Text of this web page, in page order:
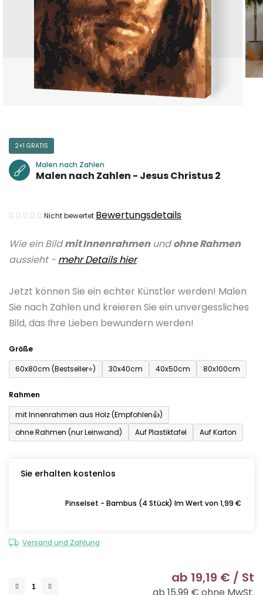
Wie ein Bildmit Innenrahmenundohne Rahmen
aussieht - mehr Details hier
Jetzt können Sie ein echter Künstler werden! Malen
Sie nach Zahlen und kreieren Sie ein unvergessliches
Bild, das Ihre Lieben bewundern werden!
Größe
60x80cm (Bestseller⭐)
30x40cm 40x50cm 80x100cm
Rahmen
mit Innenrahmen aus Holz (Empfohlen👍)
ohne Rahmen (nur Leinwand)
Auf Plastiktafel Auf Karton
Sie erhalten kostenlos
Pinselset - Bambus (4 Stück) Im Wert von 1,99 €
Versand und Zahlung
ab 19,19 € / St
2+1 GRATIS
Malen nach Zahlen
Malen nach Zahlen - Jesus Christus 2
Die
Produktbewertung
ist
von
5
Sternen.
Nicht bewertet Bewertungsdetails